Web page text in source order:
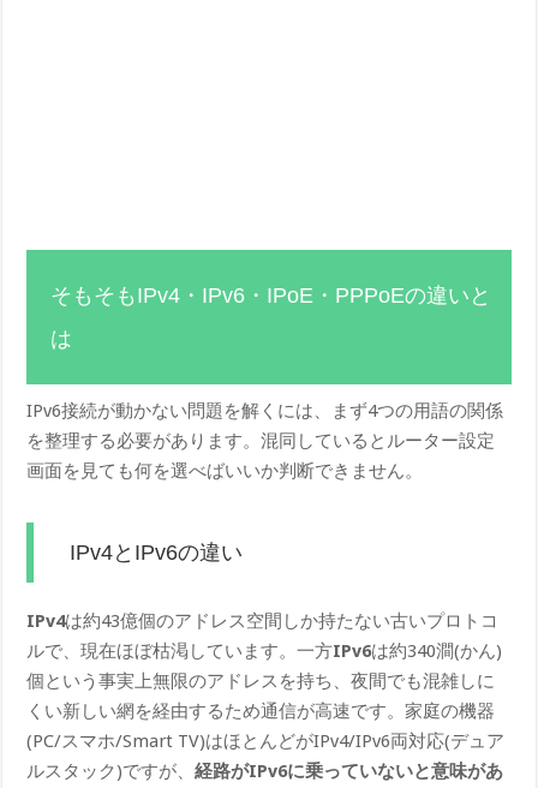
そもそもIPv4・IPv6・IPoE・PPPoEの違いと
は
IPv6接続が動かない問題を解くには、まず4つの用語の関係
を整理する必要があります。混同しているとルーター設定
画面を見ても何を選べばいいか判断できません。
IPv4とIPv6の違い
IPv4は約43億個のアドレス空間しか持たない古いプロトコ
ルで、現在ほぼ枯渇しています。一方IPv6は約340澗(かん)
個という事実上無限のアドレスを持ち、夜間でも混雑しに
くい新しい網を経由するため通信が高速です。家庭の機器
(PC/スマホ/Smart TV)はほとんどがIPv4/IPv6両対応(デュア
ルスタック)ですが、経路がIPv6に乗っていないと意味があ